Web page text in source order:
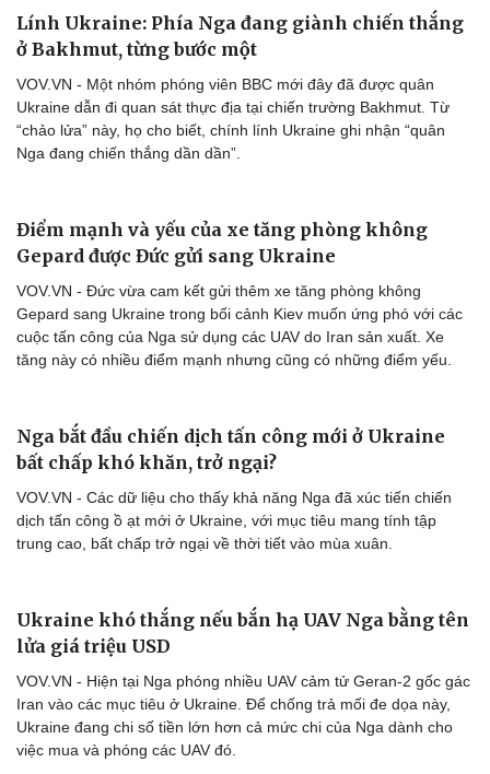
Tư vấn
Săn Tour
check-in
Câu chuyện thời sự
Đọc truyện đêm khuya
Kể chuyện cho bé
Hạt giống tâm hồn
Lính Ukraine: Phía Nga đang giành chiến thắng
ở Bakhmut, từng bước một
VOV.VN - Một nhóm phóng viên BBC mới đây đã được quân
Ukraine dẫn đi quan sát thực địa tại chiến trường Bakhmut. Từ
“chảo lửa” này, họ cho biết, chính lính Ukraine ghi nhận “quân
Nga đang chiến thắng dần dần”.
Điểm mạnh và yếu của xe tăng phòng không
Gepard được Đức gửi sang Ukraine
VOV.VN - Đức vừa cam kết gửi thêm xe tăng phòng không
Gepard sang Ukraine trong bối cảnh Kiev muốn ứng phó với các
cuộc tấn công của Nga sử dụng các UAV do Iran sản xuất. Xe
tăng này có nhiều điểm mạnh nhưng cũng có những điểm yếu.
Nga bắt đầu chiến dịch tấn công mới ở Ukraine
bất chấp khó khăn, trở ngại?
VOV.VN - Các dữ liệu cho thấy khả năng Nga đã xúc tiến chiến
dịch tấn công ồ ạt mới ở Ukraine, với mục tiêu mang tính tập
trung cao, bất chấp trở ngại về thời tiết vào mùa xuân.
Ukraine khó thắng nếu bắn hạ UAV Nga bằng tên
lửa giá triệu USD
VOV.VN - Hiện tại Nga phóng nhiều UAV cảm tử Geran-2 gốc gác
Iran vào các mục tiêu ở Ukraine. Để chống trả mối đe dọa này,
Ukraine đang chi số tiền lớn hơn cả mức chi của Nga dành cho
việc mua và phóng các UAV đó.